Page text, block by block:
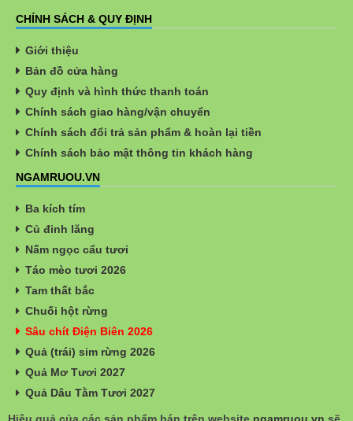
CHÍNH SÁCH & QUY ĐỊNH
Giới thiệu
Bản đồ cửa hàng
Quy định và hình thức thanh toán
Chính sách giao hàng/vận chuyển
Chính sách đổi trả sản phẩm & hoàn lại tiền
Chính sách bảo mật thông tin khách hàng
NGAMRUOU.VN
Ba kích tím
Củ đinh lăng
Nấm ngọc cẩu tươi
Táo mèo tươi 2026
Tam thất bắc
Chuối hột rừng
Sâu chít Điện Biên 2026
Quả (trái) sim rừng 2026
Quả Mơ Tươi 2027
Quả Dâu Tằm Tươi 2027